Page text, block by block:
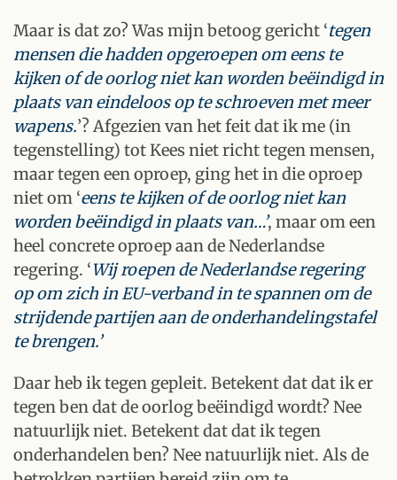
Maar is dat zo? Was mijn betoog gericht ‘tegen
mensen die hadden opgeroepen om eens te
kijken of de oorlog niet kan worden beëindigd in
plaats van eindeloos op te schroeven met meer
wapens.’? Afgezien van het feit dat ik me (in
tegenstelling) tot Kees niet richt tegen mensen,
maar tegen een oproep, ging het in die oproep
niet om ‘eens te kijken of de oorlog niet kan
worden beëindigd in plaats van…’, maar om een
heel concrete oproep aan de Nederlandse
regering. ‘Wij roepen de Nederlandse regering
op om zich in EU-verband in te spannen om de
strijdende partijen aan de onderhandelingstafel
te brengen.’
Daar heb ik tegen gepleit. Betekent dat dat ik er
tegen ben dat de oorlog beëindigd wordt? Nee
natuurlijk niet. Betekent dat dat ik tegen
onderhandelen ben? Nee natuurlijk niet. Als de